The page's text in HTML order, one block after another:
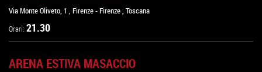
Via Monte Oliveto, 1 , Firenze-Firenze, Toscana
Orari: 21.30
ARENA ESTIVA MASACCIO